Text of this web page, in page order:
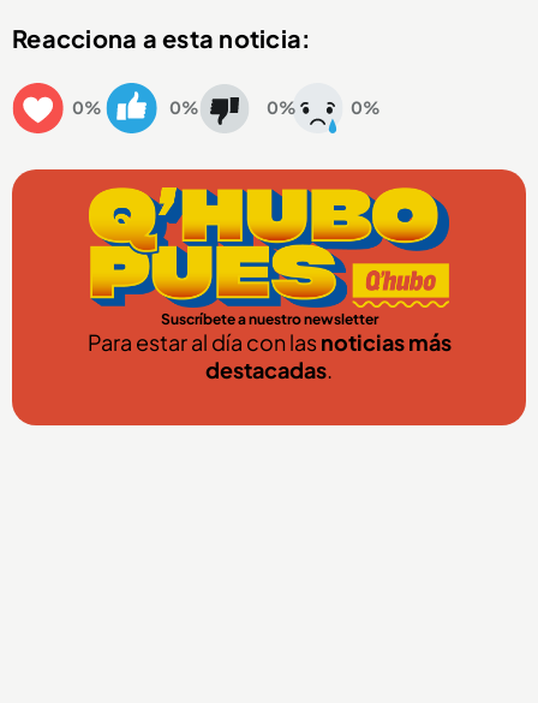
Reacciona a esta noticia:
0% 0% 0% 0%
Suscríbete a nuestro newsletter
Para estar al día con lasnoticias más
destacadas.